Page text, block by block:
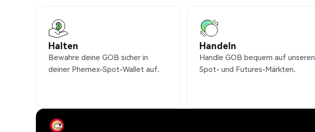
Halten
Bewahre deine GOB sicher in
deiner Phemex-Spot-Wallet auf.
Handeln
Handle GOB bequem auf unseren
Spot- und Futures-Märkten.